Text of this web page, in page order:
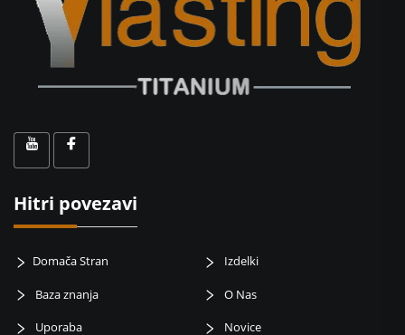
Hitri povezavi
Domača Stran Izdelki
Baza znanja O Nas
Uporaba Novice